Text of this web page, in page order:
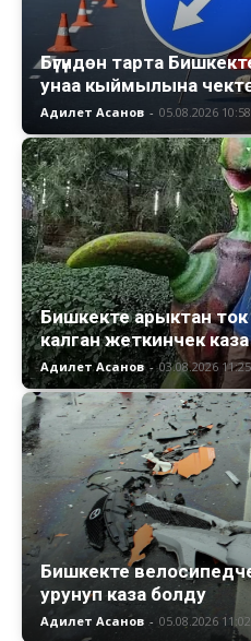
Бүгүндөн тарта
унаа кыймылына
Адилет Асанов - 05.08.2026 10:58
Бишкекте арыктан ток
калган жеткинчек
Адилет Асанов - 03.08.2026 11:25
Бишкекте
урунуп каза болду
Адилет Асанов - 05.08.2026 11:02